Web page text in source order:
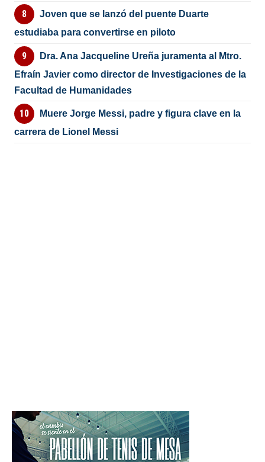
Joven que se lanzó del puente Duarte
estudiaba para convertirse en piloto
Dra. Ana Jacqueline Ureña juramenta al Mtro.
Efraín Javier como director de Investigaciones de la
Facultad de Humanidades
Muere Jorge Messi, padre y figura clave en la
carrera de Lionel Messi